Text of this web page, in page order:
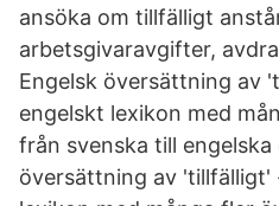
ansöka om tillfälligt
arbetsgivaravgifter,
Engelsk översättning av
engelskt lexikon med
från svenska till
översättning av 'tillfälligt'